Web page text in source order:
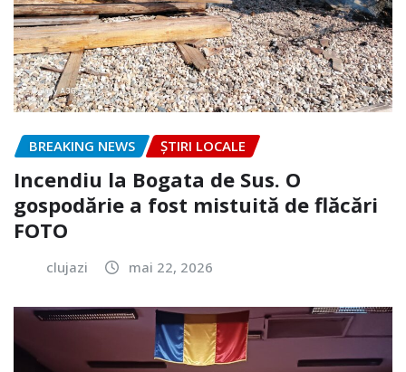
BREAKING NEWS ȘTIRI LOCALE
Incendiu la Bogata de Sus. O
gospodărie a fost mistuită de flăcări
FOTO
clujazi mai 22, 2026